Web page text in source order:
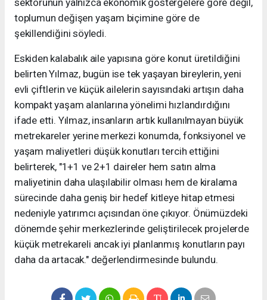
sektörünün yalnızca ekonomik göstergelere göre değil,
toplumun değişen yaşam biçimine göre de
şekillendiğini söyledi.
Eskiden kalabalık aile yapısına göre konut üretildiğini
belirten Yılmaz, bugün ise tek yaşayan bireylerin, yeni
evli çiftlerin ve küçük ailelerin sayısındaki artışın daha
kompakt yaşam alanlarına yönelimi hızlandırdığını
ifade etti. Yılmaz, insanların artık kullanılmayan büyük
metrekareler yerine merkezi konumda, fonksiyonel ve
yaşam maliyetleri düşük konutları tercih ettiğini
belirterek, "1+1 ve 2+1 daireler hem satın alma
maliyetinin daha ulaşılabilir olması hem de kiralama
sürecinde daha geniş bir hedef kitleye hitap etmesi
nedeniyle yatırımcı açısından öne çıkıyor. Önümüzdeki
dönemde şehir merkezlerinde geliştirilecek projelerde
küçük metrekareli ancak iyi planlanmış konutların payı
daha da artacak." değerlendirmesinde bulundu.